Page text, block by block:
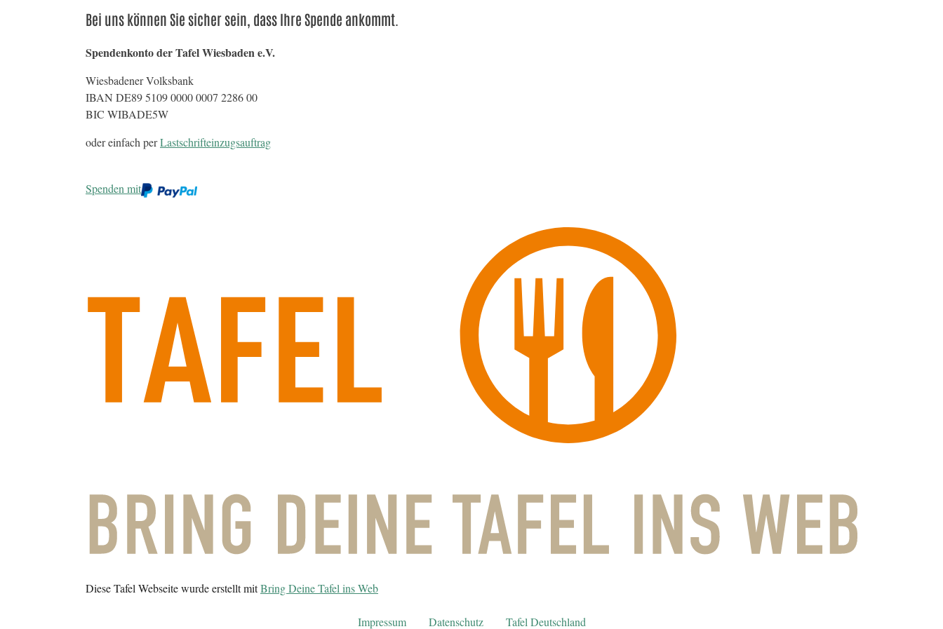
Bei uns können Sie sicher sein, dass Ihre Spende ankommt.
Spendenkonto der Tafel Wiesbaden e.V.
Wiesbadener Volksbank
IBAN DE89 5109 0000 0007 2286 00
BIC WIBADE5W
oder einfach perLastschrifteinzugsauftrag
Spenden mit
Diese Tafel Webseite wurde erstellt mitBring Deine Tafel ins Web
Impressum Datenschutz Tafel Deutschland